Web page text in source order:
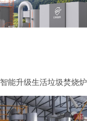
智能升级生活垃圾焚烧炉